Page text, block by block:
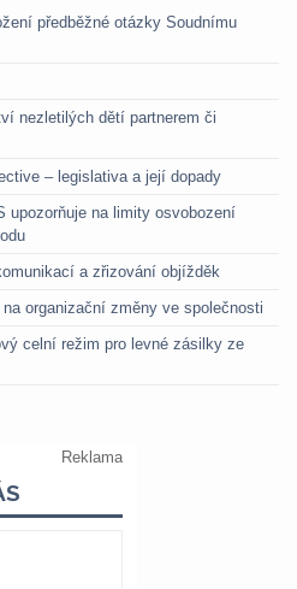
předběžné otázky Soudnímu
nezletilých dětí partnerem či
– legislativa a její dopady
upozorňuje na limity osvobození
a zřizování objížděk
organizační změny ve společnosti
celní režim pro levné zásilky ze